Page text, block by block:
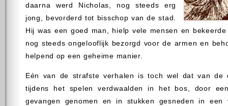
daarna werd Nicholas, nog steeds erg
jong, bevorderd tot bisschop van de stad.
Hij was een goed man, hielp vele mensen en
nog steeds ongelooflijk bezorgd voor de armen en
helpend op een geheime manier.
Eén van de strafste verhalen is toch wel dat van de
tijdens het spelen verdwaalden in het bos, door
gevangen genomen en in stukken gesneden in een